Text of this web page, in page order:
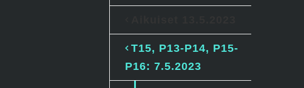
T15, P13-P14, P15-
P16: 7.5.2023